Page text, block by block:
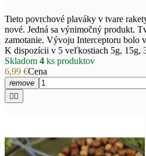
Tieto povrchové plaváky v tvare
nové. Jedná sa výnimočný produkt.
zamotanie. Vývoju Interceptoru bolo
K dispozícii v 5 veľkostiach 5g, 15g,
Skladom 4 ks produktov
6,99 €Cena
remove
 